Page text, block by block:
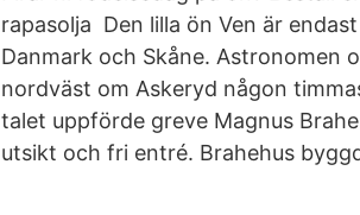
rapasolja Den lilla ön Ven är
Danmark och Skåne. Astronomen
nordväst om Askeryd någon
talet uppförde greve Magnus
utsikt och fri entré. Brahehus